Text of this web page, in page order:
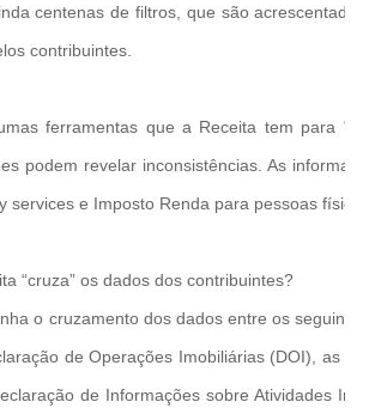
centenas de filtros, que são
contribuintes.
ferramentas que a Receita tem para
podem revelar inconsistências. As
services e Imposto Renda para pessoas
“cruza” os dados dos contribuintes?
o cruzamento dos dados entre os
de Operações Imobiliárias (DOI), as
de Informações sobre Atividades